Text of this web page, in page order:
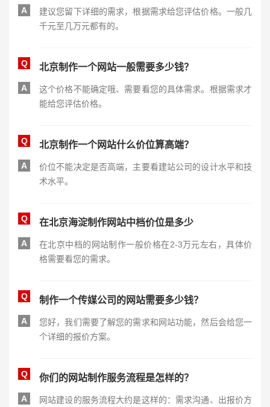
A
建议您留下详细的需求，根据需求给您评估价格。一般几
千元至几万元都有的。
Q 北京制作一个网站一般需要多少钱？
A
这个价格不能确定哦、需要看您的具体需求。根据需求才
能给您评估价格。
Q 北京制作一个网站什么价位算高端？
A
价位不能决定是否高端，主要看建站公司的设计水平和技
术水平。
Q 在北京海淀制作网站中档价位是多少
A
在北京中档的网站制作一般价格在2-3万元左右，具体价
格需要看您的需求。
Q 制作一个传媒公司的网站需要多少钱？
A
您好，我们需要了解您的需求和网站功能，然后会给您一
个详细的报价方案。
Q 你们的网站制作服务流程是怎样的？
A
网站建设的服务流程大约是这样的：需求沟通、出报价方